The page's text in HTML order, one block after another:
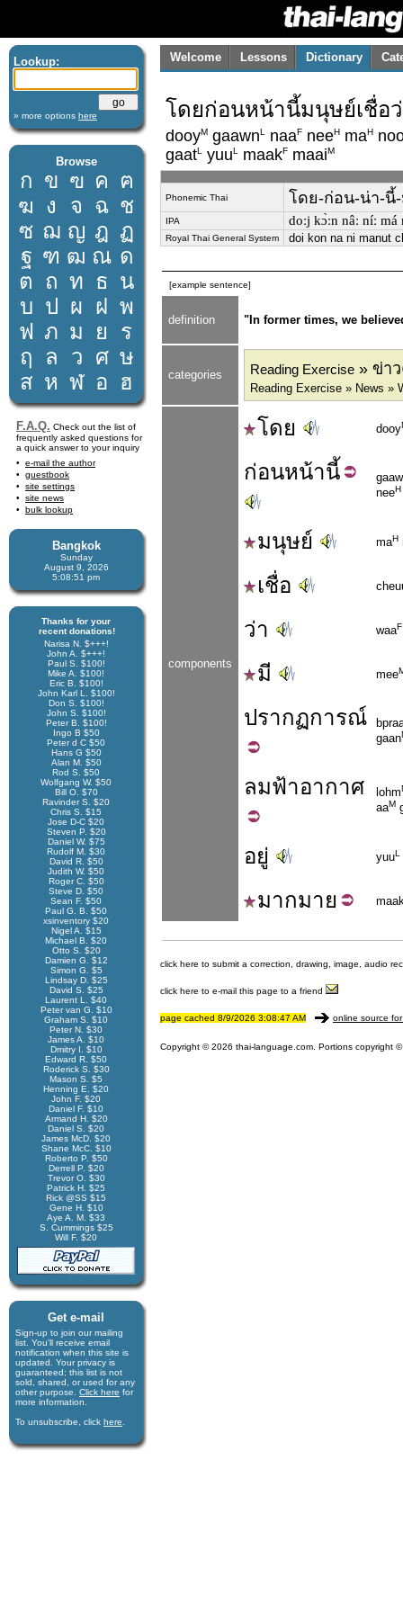
Lookup:
» more options here
Browse
ก ข ฃ ค ฅ
ฆ ง จ ฉ ช
ซ ฌ ญ ฎ ฏ
ฐ ฑ ฒ ณ ด
ต ถ ท ธ น
บ ป ผ ฝ พ
ฟ ภ ม ย
ร
ฤ
ล ว ศ ษ
ส ห ฬ อ ฮ
F.A.Q. Check out the list of
frequently asked questions for
a quick answer to your inquiry
e-mail the author
guestbook
site settings
site news
bulk lookup
Bangkok
Sunday
August 9, 2026
5:08:51 pm
Thanks for your
recent donations!
Narisa N. $+++!
John A. $+++!
Paul S. $100!
Mike A. $100!
Eric B. $100!
John Karl L. $100!
Don S. $100!
John S. $100!
Peter B. $100!
Ingo B $50
Peter d C $50
Hans G $50
Alan M. $50
Rod S. $50
Wolfgang W. $50
Bill O. $70
Ravinder S. $20
Chris S. $15
Jose D-C $20
Steven P. $20
Daniel W. $75
Rudolf M. $30
David R. $50
Judith W. $50
Roger C. $50
Steve D. $50
Sean F. $50
Paul G. B. $50
xsinventory $20
Nigel A. $15
Michael B. $20
Otto S. $20
Damien G. $12
Simon G. $5
Lindsay D. $25
David S. $25
Laurent L. $40
Peter van G. $10
Graham S. $10
Peter N. $30
James A. $10
Dmitry I. $10
Edward R. $50
Roderick S. $30
Mason S. $5
Henning E. $20
John F. $20
Daniel F. $10
Armand H. $20
Daniel S. $20
James McD. $20
Shane McC. $10
Roberto P. $50
Derrell P. $20
Trevor O. $30
Patrick H. $25
Rick @SS $15
Gene H. $10
Aye A. M. $33
S. Cummings $25
Will F. $20
Get e-mail
Sign-up to join our mail­ing
list. You'll receive e­mail
notification when this site is
updated. Your privacy is
guaran­teed; this list is not
sold, shared, or used for any
other purpose. Click here for
more infor­mation.
To unsubscribe, click here
Welcome Lessons Dictionary
โดยก่อนหน้านี้มนุษย์เชื่อ
dooyM gaawnL naaF neeH maH
gaatL yuuL maakF maaiM
Phonemic Thai โดย-ก่อน-น่า-นี้
IPA doːj kɔ̀ːn nâː níː
Royal Thai General System doi kon na ni manut
[example sentence]
definition "In former times, we
categories Reading Exercise » ข่า
Reading Exercise » News »
components
โดย dooy
ก่อนหน้านี้
neeH
มนุษย์ maH
เชื่อ
ว่า waaF
มี mee
ปรากฏการณ์
gaan
ลมฟ้าอากาศ lohm
aaM
อยู่ yuuL
มากมาย
click here to submit a correction, drawing, image, audio
click here to e-mail this page to a friend
page cached 8/9/2026 3:08:47 AM online source
Copyright © 2026 thai-language.com. Portions copyright